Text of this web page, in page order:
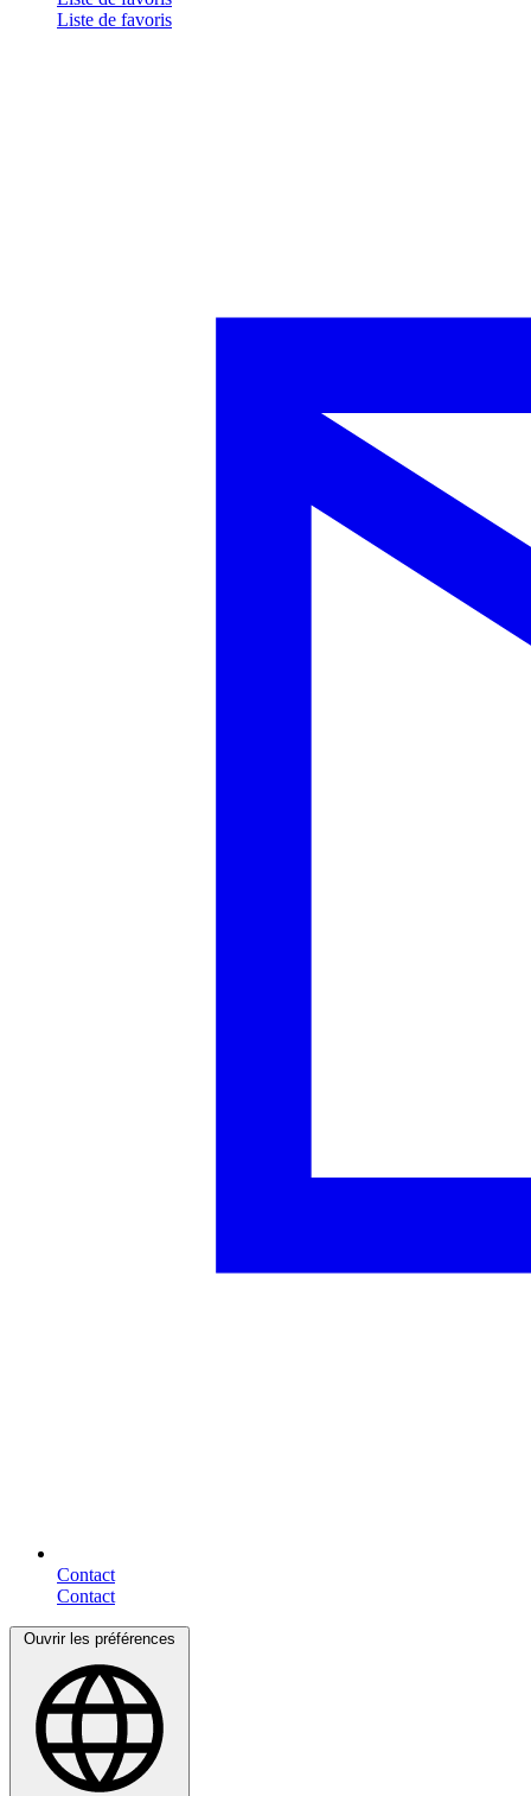
Contact
Ouvrir les préférences